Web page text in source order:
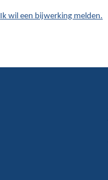
Ik wil een bijwerking melden.